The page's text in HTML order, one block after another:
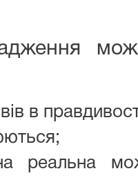
в
реальна